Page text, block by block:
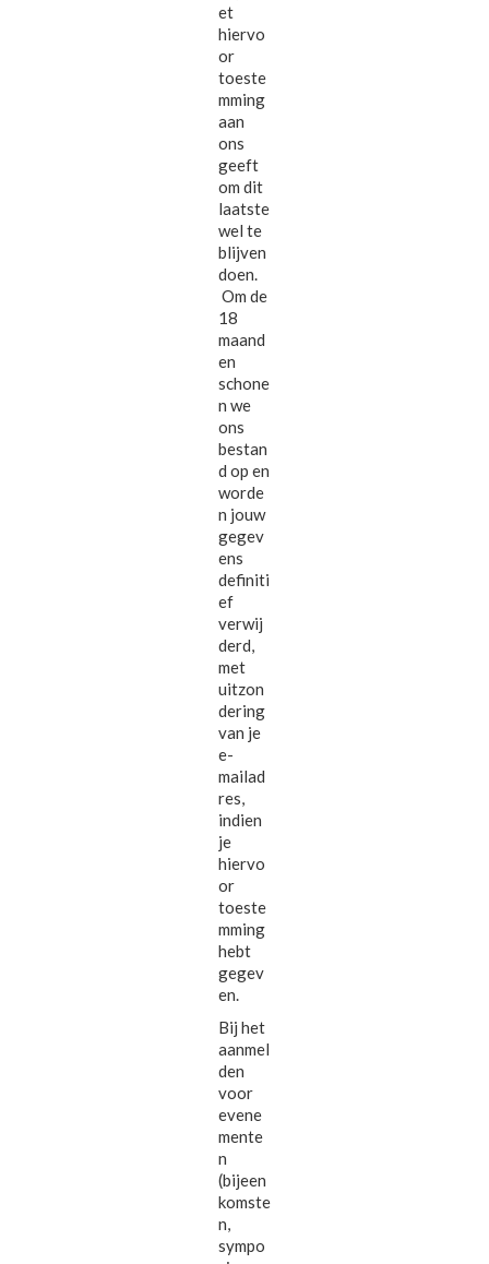
et
hiervo
or
toeste
mming
aan
ons
geeft
om dit
laatste
wel te
blijven
doen.
Om de
18
maand
en
schone
n we
ons
bestan
d op en
worde
n jouw
gegev
ens
definiti
ef
verwij
derd,
met
uitzon
dering
van je
e-
mailad
res,
indien
je
hiervo
or
toeste
mming
hebt
gegev
en.
Bij het
aanmel
den
voor
evene
mente
n
(bijeen
komste
n,
sympo